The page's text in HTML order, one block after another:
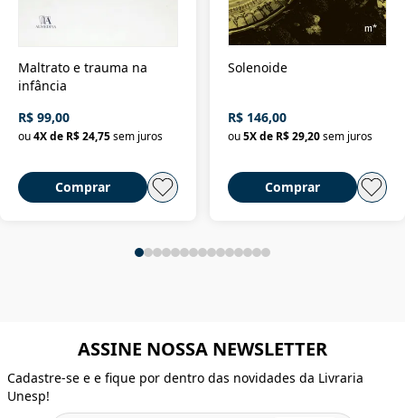
Maltrato e trauma na
infância
R$ 99,00
ou4X de R$ 24,75sem juros
Comprar
Solenoide
R$ 146,00
ou 5X de R$ 29,20 sem juros
Comprar
ASSINE NOSSA NEWSLETTER
Cadastre-se e e fique por dentro das novidades da Livraria
Unesp!